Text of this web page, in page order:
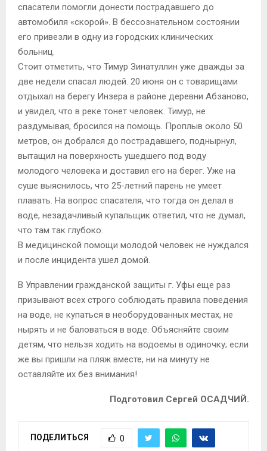
спасатели помогли донести пострадавшего до
автомобиля «скорой». В бессознательном состоянии
его привезли в одну из городских клинических
больниц.
Стоит отметить, что Тимур Зинатуллин уже дважды за
две недели спасал людей. 20 июня он с товарищами
отдыхал на берегу Инзера в районе деревни Абзаново,
и увидел, что в реке тонет человек. Тимур, не
раздумывая, бросился на помощь. Проплыв около 50
метров, он добрался до пострадавшего, поднырнул,
вытащил на поверхность ушедшего под воду
молодого человека и доставил его на берег. Уже на
суше выяснилось, что 25-летний парень не умеет
плавать. На вопрос спасателя, что тогда он делал в
воде, незадачливый купальщик ответил, что не думал,
что там так глубоко.
В медицинской помощи молодой человек не нуждался
и после инцидента ушел домой.
В Управлении гражданской защиты г. Уфы еще раз
призывают всех строго соблюдать правила поведения
на воде, не купаться в необорудованных местах, не
нырять и не баловаться в воде. Объясняйте своим
детям, что нельзя ходить на водоемы в одиночку; если
же вы пришли на пляж вместе, ни на минуту не
оставляйте их без внимания!
Подготовил Сергей ОСАДЧИЙ.
ПОДЕЛИТЬСЯ 0